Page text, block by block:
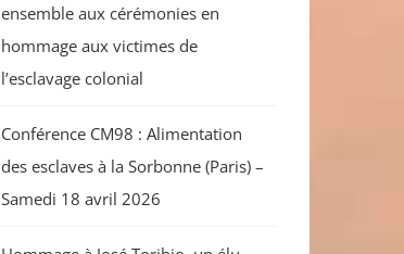
ensemble aux cérémonies en
hommage aux victimes de
l’esclavage colonial
Conférence CM98 : Alimentation
des esclaves à la Sorbonne (Paris) –
Samedi 18 avril 2026